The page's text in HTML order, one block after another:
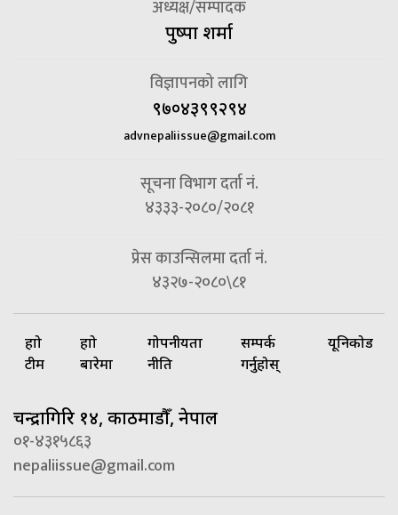
अध्यक्ष/सम्पादक
पुष्पा शर्मा
विज्ञापनको लागि
९७०४३९९२९४
advnepaliissue@gmail.com
सूचना विभाग दर्ता नं.
४३३३-२०८०/२०८१
प्रेस काउन्सिलमा दर्ता नं.
४३२७-२०८०\८१
हाम्रो
टीम
हाम्रो
बारेमा
गोपनीयता
नीति
सम्पर्क
गर्नुहोस्
यूनिकोड
चन्द्रागिरि १४, काठमाडौँ, नेपाल
०१-४३१५८६३
nepaliissue@gmail.com